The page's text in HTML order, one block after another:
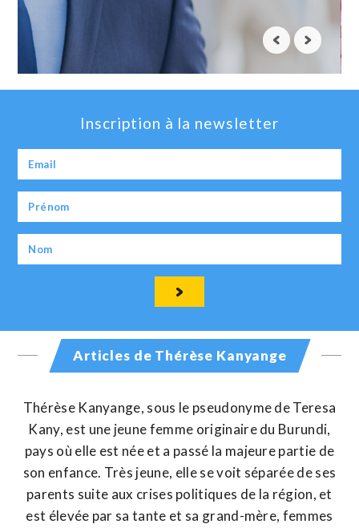
Inscription à la newsletter
Articles de Thérèse Kanyange
Thérèse Kanyange, sous le pseudonyme de Teresa
Kany, est une jeune femme originaire du Burundi,
pays où elle est née et a passé la majeure partie de
son enfance. Très jeune, elle se voit séparée de ses
parents suite aux crises politiques de la région, et
est élevée par sa tante et sa grand-mère, femmes